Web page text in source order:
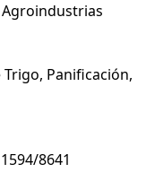
Trigo, Panificación,
8641